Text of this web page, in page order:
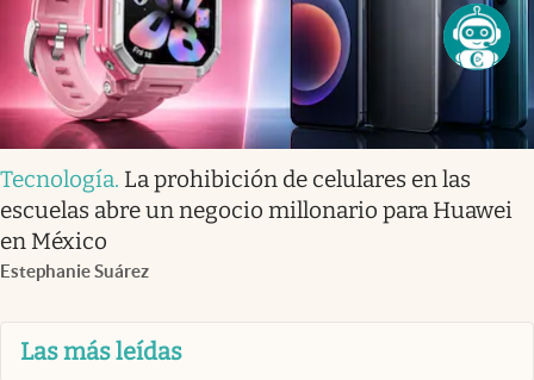
Tecnología. La prohibición de celulares en las
escuelas abre un negocio millonario para Huawei
en México
Estephanie Suárez
Las más leídas